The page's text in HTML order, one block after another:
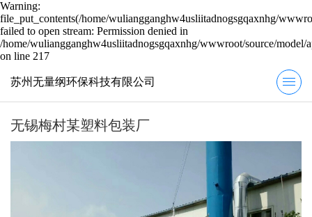
Warning:
file_put_contents(/home/wuliangganghw4usliitadnogsgqaxnhg/
failed to open stream: Permission denied in
/home/wuliangganghw4usliitadnogsgqaxnhg/wwwroot/source/model/
on line 217
苏州无量纲环保科技有限公司
无锡梅村某塑料包装厂